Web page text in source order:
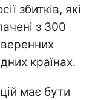
збитків, які
з 300
країнах.
має бути